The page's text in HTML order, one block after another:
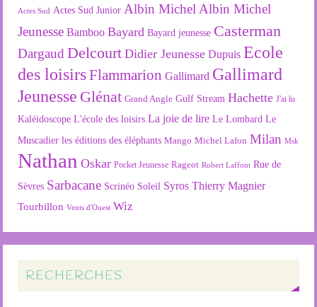
Actes Sud Actes Sud Junior Albin Michel Albin Michel
Jeunesse Bamboo Bayard Bayard jeunesse Casterman
Dargaud Delcourt Didier Jeunesse Dupuis Ecole
des loisirsFlammarion Gallimard Gallimard
Jeunesse Glénat Grand Angle Gulf Stream Hachette J'ai lu
Kaléidoscope L'école des loisirs La joie de lire Le Lombard Le
Muscadier les éditions des éléphants Mango Michel Lafon Milan Msk
Nathan Oskar Pocket Jeunesse Rageot Robert Laffont Rue de
Sèvres Sarbacane Scrinéo Soleil Syros Thierry Magnier
Tourbillon Vents d'Ouest Wiz
RECHERCHES